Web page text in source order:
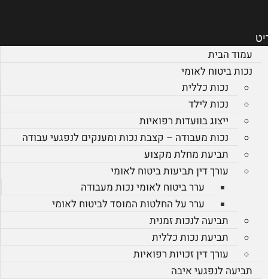
עמוד הבית
נכות ביטוח לאומי
נכות כללית
נכות לילד
ייצוג בוועדות רפואיות
נכות מעבודה – קצבת נכות ומענקים לנפגעי עבודה
תביעת מחלת מקצוע
עורך דין תביעות ביטוח לאומי
ערר ביטוח לאומי נכות מעבודה
ערר על החלטות המוסד לביטוח לאומי
תביעה לנכות זמנית
תביעת נכות כללית
עורך דין זכויות רפואיות
תביעה לנפגעי איבה